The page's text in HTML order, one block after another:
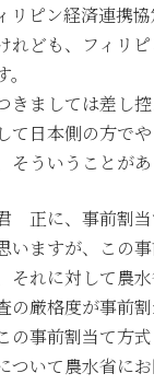
リピン経済連携
れども、フィリ
きましては差し
て日本側の方で
そういうことがあ
正に、事前割当
いますが、この
それに対して農
の厳格度が事前
の事前割当て方
ついて農水省にお